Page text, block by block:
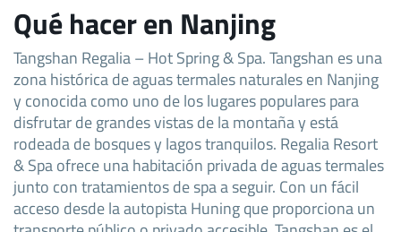
Qué hacer en Nanjing
Tangshan Regalia – Hot Spring & Spa. Tangshan es una
zona histórica de aguas termales naturales en Nanjing
y conocida como uno de los lugares populares para
disfrutar de grandes vistas de la montaña y está
rodeada de bosques y lagos tranquilos. Regalia Resort
& Spa ofrece una habitación privada de aguas termales
junto con tratamientos de spa a seguir. Con un fácil
acceso desde la autopista Huning que proporciona un